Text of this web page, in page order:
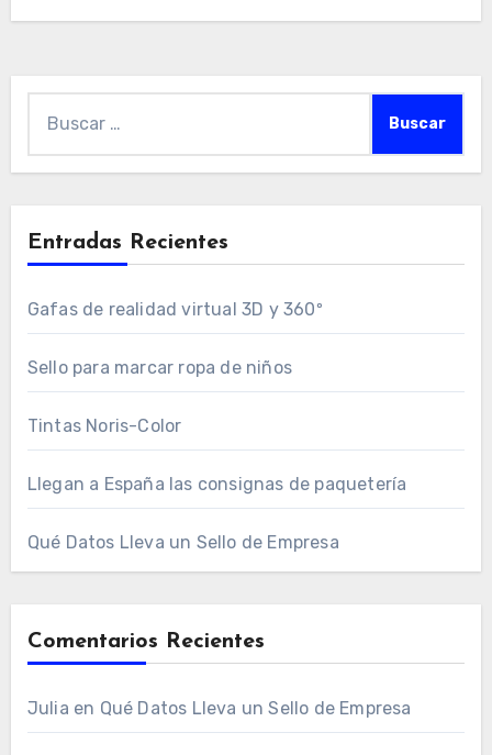
Entradas Recientes
Gafas de realidad virtual 3D y 360º
Sello para marcar ropa de niños
Tintas Noris-Color
Llegan a España las consignas de paquetería
Qué Datos Lleva un Sello de Empresa
Comentarios Recientes
Julia en Qué Datos Lleva un Sello de Empresa